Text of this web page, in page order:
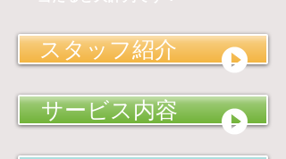
スタッフ紹介
サービス内容